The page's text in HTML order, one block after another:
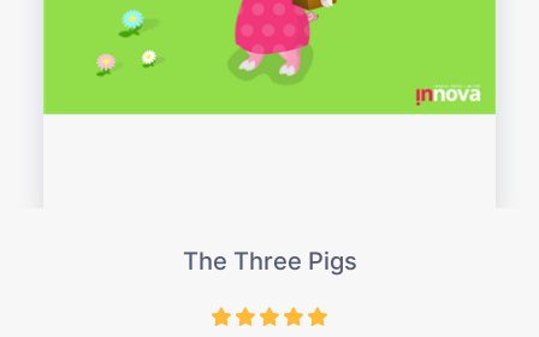
The Three Pigs